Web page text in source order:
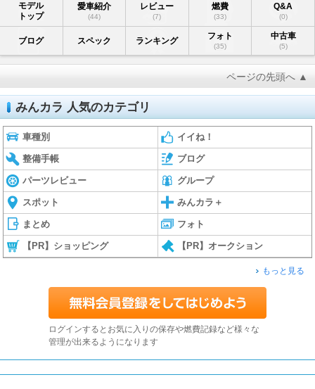
モデル
トップ
愛車紹介
(44)
レビュー
(7)
燃費
(33)
Q&A
(0)
ブログ スペック ランキング フォト
(35)
中古車
(5)
ページの先頭へ ▲
みんカラ 人気のカテゴリ
車種別 イイね！
整備手帳 ブログ
パーツレビュー グループ
スポット みんカラ＋
まとめ フォト
【PR】ショッピング 【PR】オークション
もっと見る
ログインするとお気に入りの保存や燃費記録など様々な
管理が出来るようになります